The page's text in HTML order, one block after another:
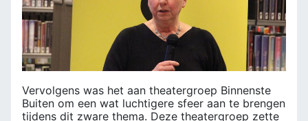
Vervolgens was het aan theatergroep Binnenste
Buiten om een wat luchtigere sfeer aan te brengen
tijdens dit zware thema. Deze theatergroep zette